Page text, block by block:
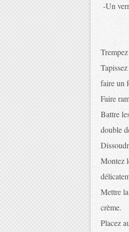
-Un
faire un
Faire
Battre
double
Montez
Mettre
crème.
Placez